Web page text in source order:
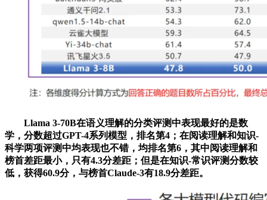
Llama 3-70B在语义理解的分类评测中表现最好的是数
学，分数超过GPT-4系列模型，排名第4；在阅读理解和知识-
科学两项评测中均表现也不错，均排名第6，其中阅读理解和
榜首差距最小，只有4.3分差距；但是在知识-常识评测分数较
低，获得60.9分，与榜首Claude-3有18.9分差距。